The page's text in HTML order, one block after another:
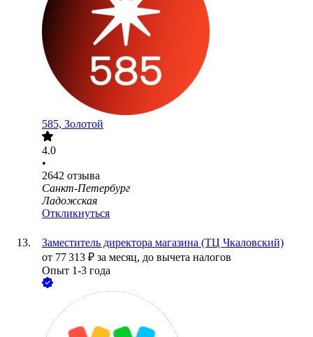
585, Золотой
4.0
•
2642 отзыва
Санкт-Петербург
Ладожская
Откликнуться
Заместитель директора магазина (ТЦ Чкаловский)
от 77 313 ₽ за месяц, до вычета налогов
Опыт 1-3 года